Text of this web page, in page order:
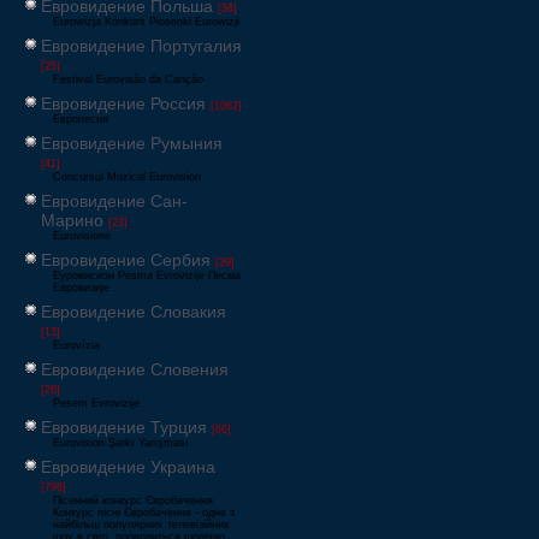
Евровидение Польша [36]
Eurowizja Konkurs Piosenki Eurowizji
Евровидение Португалия
[25]
Festival Eurovisão da Canção
Евровидение Россия [1062]
Европесня
Евровидение Румыния
[41]
Concursul Muzical Eurovision
Евровидение Сан-
Марино [23]
Eurovisione
Евровидение Сербия [39]
Еуровисион Pesma Evrovizije Песма
Евровизије
Евровидение Словакия
[13]
Eurovízia
Евровидение Словения
[26]
Pesem Evrovizije
Евровидение Турция [66]
Eurovision Şarkı Yarışması
Евровидение Украина
[796]
Пісенний конкурс Євробачення
Конкурс пісні Євробачення - одне з
найбільш популярних телевізійних
шоу в світі, проводиться щорічно,